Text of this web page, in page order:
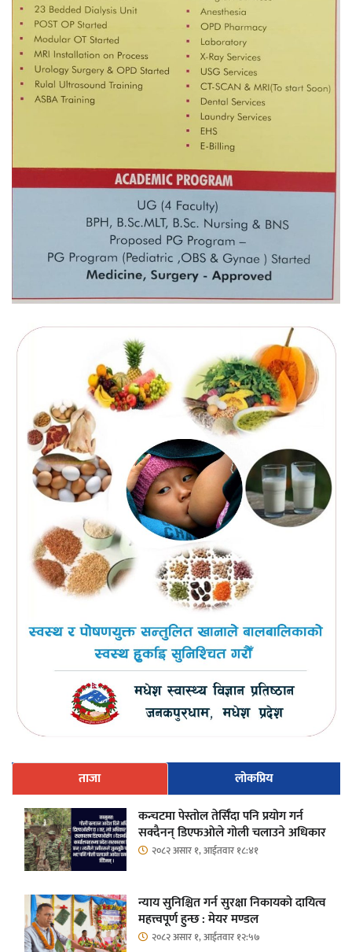
ताजा
लोकप्रिय
कन्चटमा पेस्तोल तेर्सिँदा पनि प्रयोग गर्न
सक्दैनन् डिएफओले गोली चलाउने अधिकार
२०८२ असार १, आईतवार १८:४१
न्याय सुनिश्चित गर्न सुरक्षा निकायको दायित्व
महत्त्वपूर्ण हुन्छ : मेयर मण्डल
२०८२ असार १, आईतवार १२:५७